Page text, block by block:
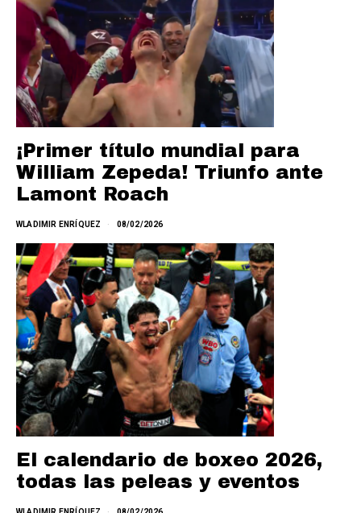
¡Primer título mundial para
William Zepeda! Triunfo ante
Lamont Roach
WLADIMIR ENRÍQUEZ 08/02/2026
El calendario de boxeo 2026,
todas las peleas y eventos